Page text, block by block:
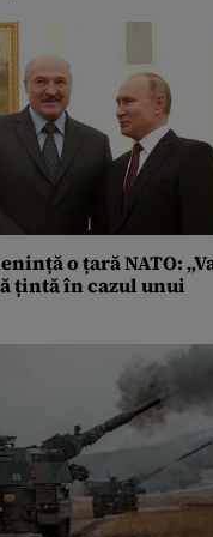
o țară NATO:
țintă în cazul unui